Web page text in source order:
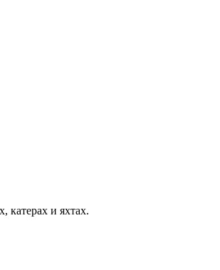
катерах и яхтах.